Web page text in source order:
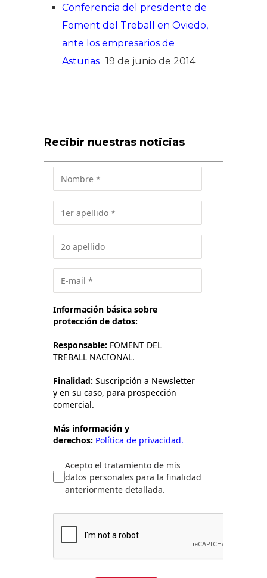
Conferencia del presidente de
Foment del Treball en Oviedo,
ante los empresarios de
Asturias 19 de junio de 2014
Recibir nuestras noticias
Información básica sobre
protección de datos:
Responsable: FOMENT DEL
TREBALL NACIONAL.
Finalidad: Suscripción a Newsletter
y en su caso, para prospección
comercial.
Más información y
derechos: Política de privacidad.
Acepto el tratamiento de mis
datos personales para la finalidad
anteriormente detallada.